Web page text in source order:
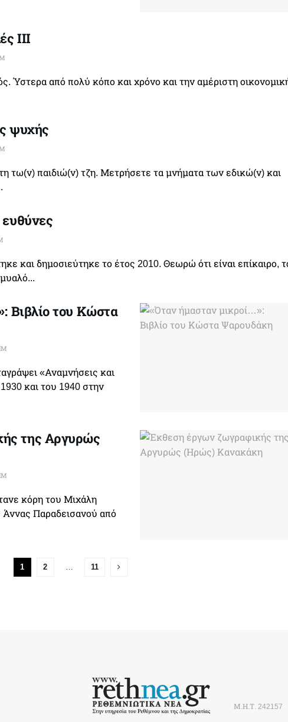
ΙΙΙ
Ύστερα από πολύ κόπο και χρόνο και την αμέριστη
ψυχής
τω(ν) παιδιώ(ν) τζη. Μετρήσετε τα μνήματα των εδικώ(ν) και
ευθύνες
και δημοσιεύτηκε το έτος 2010. Θεωρώ ότι είναι επίκαιρο,
Βιβλίο του Κώστα
«Αναμνήσεις και
και του 1940 στην
της Αργυρώς
κόρη του Μιχάλη
Άννας Παραδεισανού από
1 2 … 11
Μ.Η.Τ. 242157